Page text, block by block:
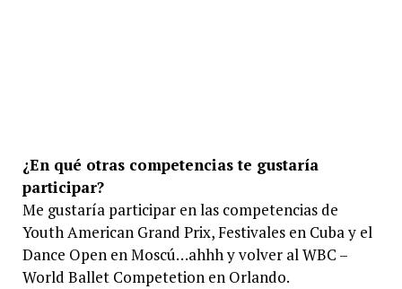
¿En qué otras competencias te gustaría
participar?
Me gustaría participar en las competencias de
Youth American Grand Prix, Festivales en Cuba y el
Dance Open en Moscú…ahhh y volver al WBC –
World Ballet Competetion en Orlando.